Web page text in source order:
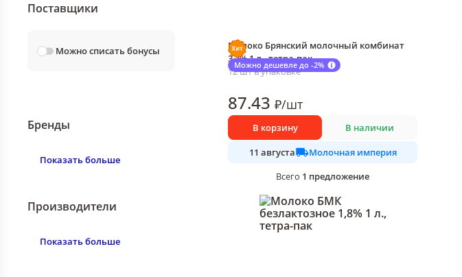
Поставщики
Можно списать бонусы
Бренды
Показать больше
Производители
Показать больше
Можно дешевле до -2%
Молоко Брянский молочный комбинат
3,2% 1 л., тетра-пак
12 шт в упаковке
87.43 ₽/шт
В корзину В наличии
11 августа
Молочная империя
Всего 1 предложение